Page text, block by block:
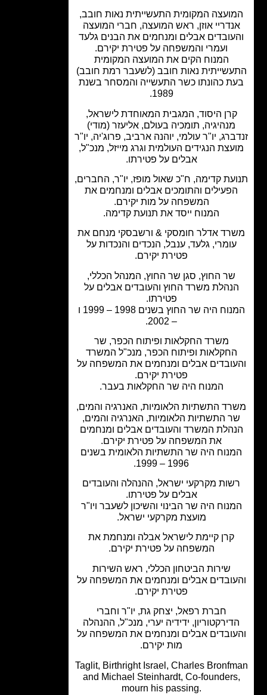
המקומית התעשייתית נאות חובב,
אוזן, ראש המועצה, חברי המועצה
אבלים ומנחמים את הבנים גלעד
ועמרי והמשפחה על פטירת יקירם.
המנוח הקים את המועצה המקומית
נאות חובב (לשעבר רמת חובב)
כהונתו כשר התעשייה והמסחר בשנת
היסוד, המגבית המאוחדת לישראל,
מנהיגיה, תומכיה בעולם, אליעזר (מודי)
יו"ר עולמי, יוהנה ארביב, פרוג'יה, יו"ר
הנגידים העולמית וגרג מייזל, מנכ"ל,
אבלים על פטירתו.
קדימה, ח"כ שאול מופז, יו"ר, החברים,
והתומכים אבלים ומנחמים את
המשפחה על מות יקירם.
המנוח ייסד את תנועת קדימה.
אדלר חומסקי & ורשבסקי מנחם את
עומרי, גלעד, ענבל, הנכדים והנכדות על
פטירת יקירם.
שר החוץ, סגן שר החוץ, המנהל הכללי,
משרד החוץ והעובדים אבלים על
המנוח היה שר החוץ בשנים 1998 – 1999 ו
משרד החקלאות ופיתוח הכפר, שר
ופיתוח הכפר, מנכ"ל המשרד
אבלים ומנחמים את המשפחה על
פטירת יקירם.
המנוח היה שר החקלאות בעבר.
התשתיות הלאומיות, האנרגיה והמים,
התשתיות הלאומיות, האנרגיה והמים,
המשרד והעובדים אבלים ומנחמים
את המשפחה על פטירת יקירם.
היה שר התשתיות הלאומית בשנים
מקרקעי ישראל, ההנהלה והעובדים
אבלים על פטירתו.
היה שר הבינוי והשיכון לשעבר ויו"ר
מועצת מקרקעי ישראל.
קרן קיימת לישראל אבלה ומנחמת את
המשפחה על פטירת יקירם.
שירות הביטחון הכללי, ראש השירות
אבלים ומנחמים את המשפחה על
פטירת יקירם.
חברת רפאל, יצחק גת, יו"ר וחברי
ידידיה יערי, מנכ"ל, ההנהלה
אבלים ומנחמים את המשפחה על
מות יקירם.
Taglit, Birthright Israel, Charles
and Michael Steinhardt, Co-
mourn his passing.